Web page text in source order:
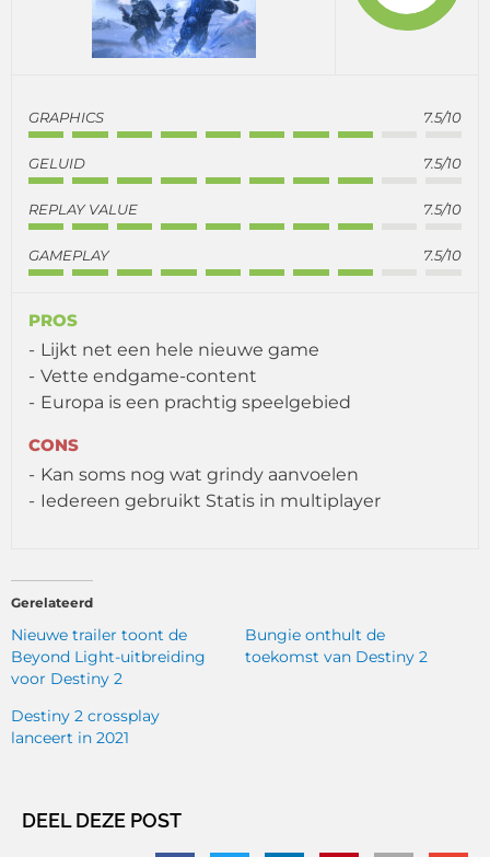
GRAPHICS 7.5/10
GELUID 7.5/10
REPLAY VALUE 7.5/10
GAMEPLAY 7.5/10
PROS
Lijkt net een hele nieuwe game
Vette endgame-content
Europa is een prachtig speelgebied
CONS
Kan soms nog wat grindy aanvoelen
Iedereen gebruikt Statis in multiplayer
Gerelateerd
Nieuwe trailer toont de
Beyond Light-uitbreiding
voor Destiny 2
Bungie onthult de
toekomst van Destiny 2
Destiny 2 crossplay
lanceert in 2021
DEEL DEZE POST